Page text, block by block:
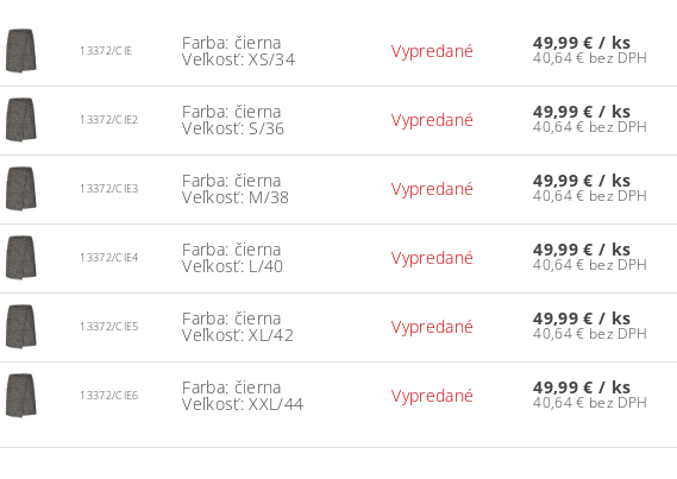
13372/CIE Farba: čierna
Veľkosť: XS/34 Vypredané 49,99 € / ks
40,64 € bez DPH
13372/CIE2 Farba: čierna
Veľkosť: S/36 Vypredané 49,99 € / ks
40,64 € bez DPH
13372/CIE3 Farba: čierna
Veľkosť: M/38 Vypredané 49,99 € / ks
40,64 € bez DPH
13372/CIE4 Farba: čierna
Veľkosť: L/40 Vypredané 49,99 € / ks
40,64 € bez DPH
13372/CIE5 Farba: čierna
Veľkosť: XL/42 Vypredané 49,99 € / ks
40,64 € bez DPH
13372/CIE6 Farba: čierna
Veľkosť: XXL/44 Vypredané 49,99 € / ks
40,64 € bez DPH